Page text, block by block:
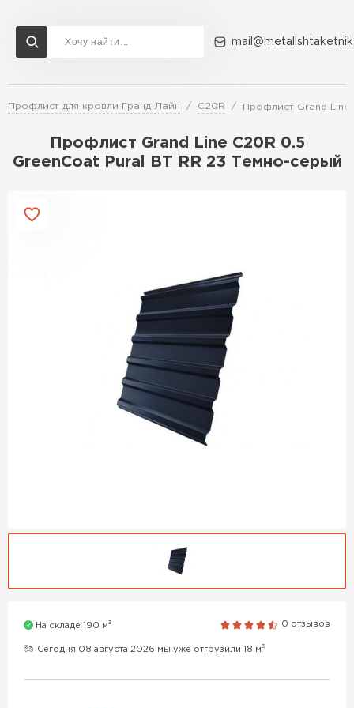
Профлист для кровли Гранд Лайн C20R Профлист Grand Line
Профлист Grand Line C20R 0.5
GreenCoat Pural BT RR 23 Темно-серый
На складе 190 м3 0 отзывов
Сегодня 08 августа 2026 мы уже отгрузили 18 м3
Доставка и оплата Акции О компании Контакты
Перейти в каталог